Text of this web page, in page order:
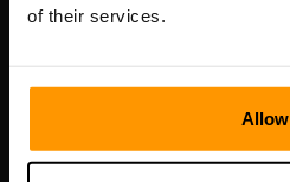
of their services.
Allow
Vesivärava tn 50-201, 10152
Snabbnavigering